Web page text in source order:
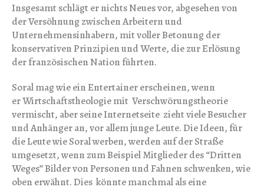
Insgesamt schlägt er nichts Neues vor, abgesehen von
der Versöhnung zwischen Arbeitern und
Unternehmensinhabern, mit voller Betonung der
konservativen Prinzipien und Werte, die zur Erlösung
der französischen Nation führten.
Soral mag wie ein Entertainer erscheinen, wenn
er Wirtschaftstheologie mit Verschwörungstheorie
vermischt, aber seine Internetseite zieht viele Besucher
und Anhänger an, vor allem junge Leute. Die Ideen, für
die Leute wie Soral werben, werden auf der Straße
umgesetzt, wenn zum Beispiel Mitglieder des “Dritten
Weges” Bilder von Personen und Fahnen schwenken, wie
oben erwähnt. Dies könnte manchmal als eine